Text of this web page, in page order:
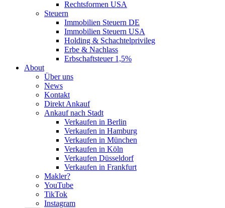
Rechtsformen USA
Steuern
Immobilien Steuern DE
Immobilien Steuern USA
Holding & Schachtelprivileg
Erbe & Nachlass
Erbschaftsteuer 1,5%
About
Über uns
News
Kontakt
Direkt Ankauf
Ankauf nach Stadt
Verkaufen in Berlin
Verkaufen in Hamburg
Verkaufen in München
Verkaufen in Köln
Verkaufen Düsseldorf
Verkaufen in Frankfurt
Makler?
YouTube
TikTok
Instagram